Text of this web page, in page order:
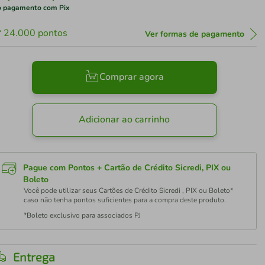
pagamento com Pix
24.000 pontos Ver formas de pagamento
Comprar agora
Adicionar ao carrinho
Pague com Pontos + Cartão de Crédito Sicredi, PIX ou
Boleto
Você pode utilizar seus Cartões de Crédito Sicredi , PIX ou Boleto*
caso não tenha pontos suficientes para a compra deste produto.
*Boleto exclusivo para associados PJ
Entrega